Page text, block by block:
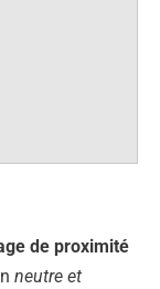
de proximité
neutre et